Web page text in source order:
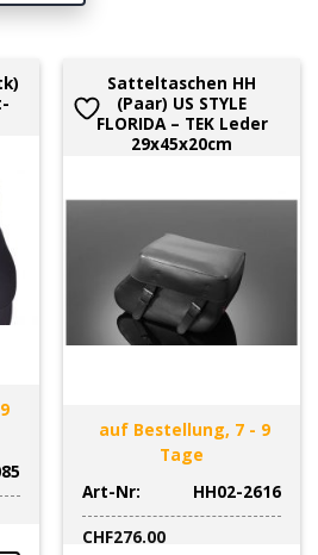
Satteltaschen HH
(Paar) US STYLE
FLORIDA – TEK Leder
29x45x20cm
auf Bestellung, 7 - 9
Tage
Art-Nr:
HH02-2616
CHF276.00